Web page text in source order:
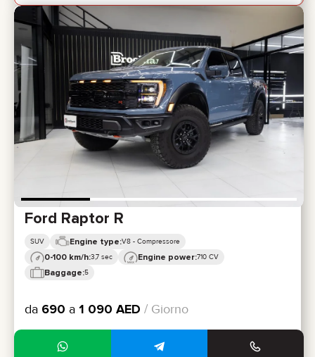
Ford Raptor R
SUV Engine type:V8 - Compressore
0-100 km/h:3,7 sec Engine power:710 CV
Baggage:5
da 690 a 1 090 AED / Giorno